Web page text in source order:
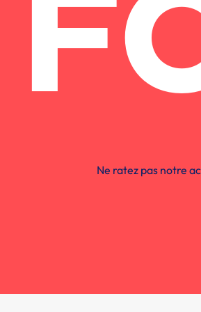
Ne ratez pas notre